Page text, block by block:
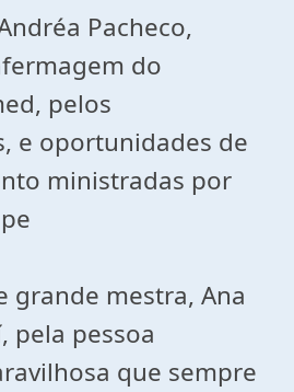
Pacheco,
do
pelos
e oportunidades de
ministradas por
grande mestra, Ana
pela pessoa
que sempre